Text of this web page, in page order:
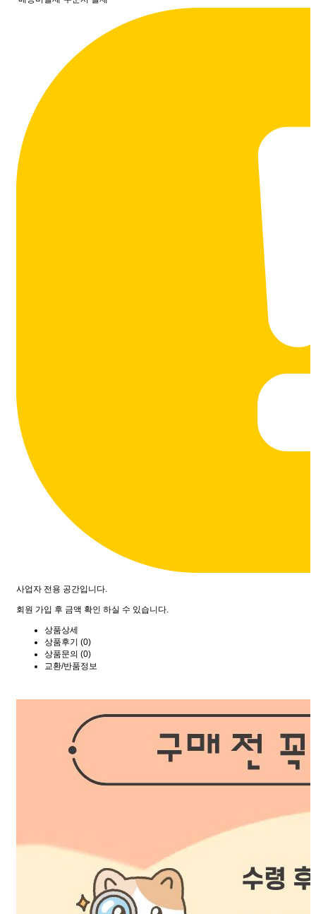
사업자 전용 공간입니다.
회원 가입 후 금액 확인 하실 수 있습니다.
상품상세
상품후기 (0)
상품문의 (0)
교환/반품정보